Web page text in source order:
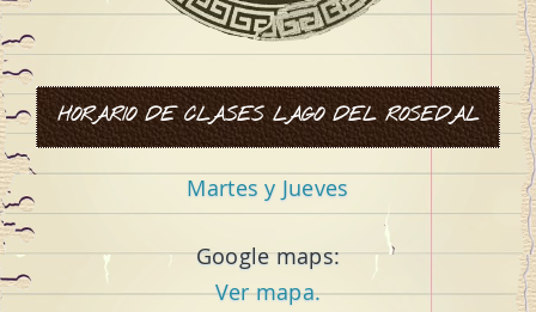
HORARIO DE CLASES LAGO DEL ROSEDAL
Martes y Jueves
Google maps:
Ver mapa.